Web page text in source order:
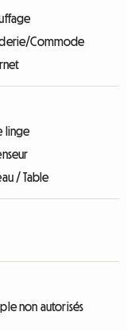
Commode
linge
/ Table
non autorisés